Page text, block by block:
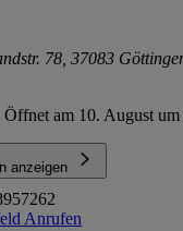
78, 37083
Öffnet am 10. August
anzeigen
Anrufen